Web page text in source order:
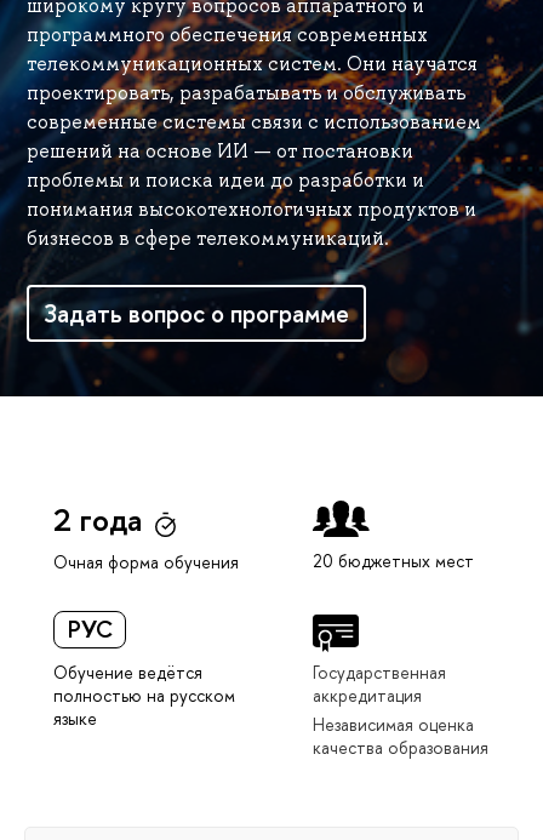
широкому кругу вопросов аппаратного и
программного обеспечения современных
телекоммуникационных систем. Они научатся
проектировать, разрабатывать и обслуживать
современные системы связи с использованием
решений на основе ИИ — от постановки
проблемы и поиска идеи до разработки и
понимания высокотехнологичных продуктов и
бизнесов в сфере телекоммуникаций.
Задать вопрос о программе
2 года
Очная форма обучения 20 бюджетных мест
РУС
Обучение ведётся
полностью на русском
языке
Государственная
аккредитация
Независимая оценка
качества образования